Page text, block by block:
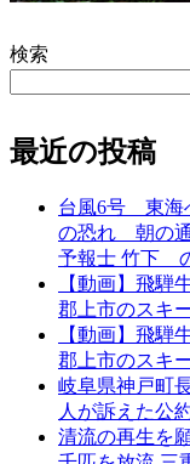
検索
最近の投稿
台風6号 東海
の恐れ 朝の通
予報士 竹下
【動画】飛騨
郡上市のスキ
【動画】飛騨
郡上市のスキ
岐阜県神戸町
人が訴えた公
清流の再生を